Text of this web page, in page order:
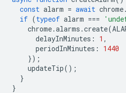
const alarm = await chrome.
if (typeof alarm ===
chrome.alarms .create(
delayInMinutes : 1 ,
periodInMinutes :
1440
});
updateTip();
}
}